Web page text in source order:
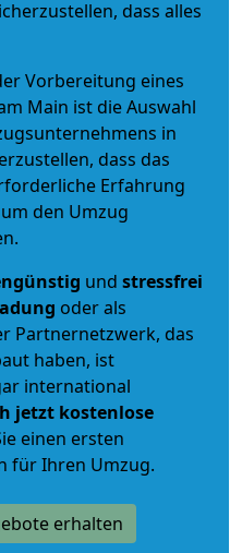
dass alles
Vorbereitung eines
Main ist die Auswahl
in
dass das
Erfahrung
den Umzug
und stressfrei
oder als
Partnernetzwerk, das
haben, ist
international
jetzt kostenlose
einen ersten
für Ihren Umzug.
erhalten